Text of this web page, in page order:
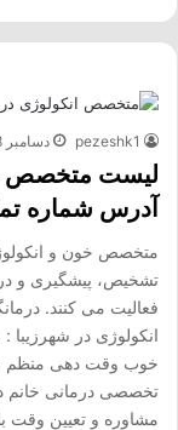
pezeshk1 دسامبر 18, 2022
لیست متخصص
آدرس شماره
متخصص خون و
تشخیص، پیشگیری و
فعالیت می کنند.
انکولوژی در
خوب وقت دهی منظم
تخصصی درمانی خانم
مشاوره و تعیین وقت